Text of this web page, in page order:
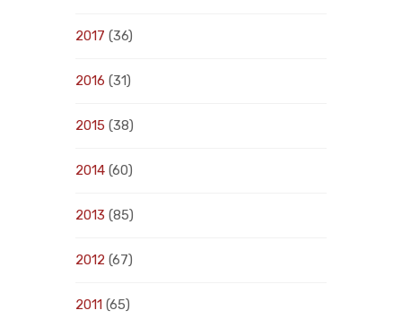
2017 (36)
2016 (31)
2015 (38)
2014 (60)
2013 (85)
2012 (67)
2011 (65)